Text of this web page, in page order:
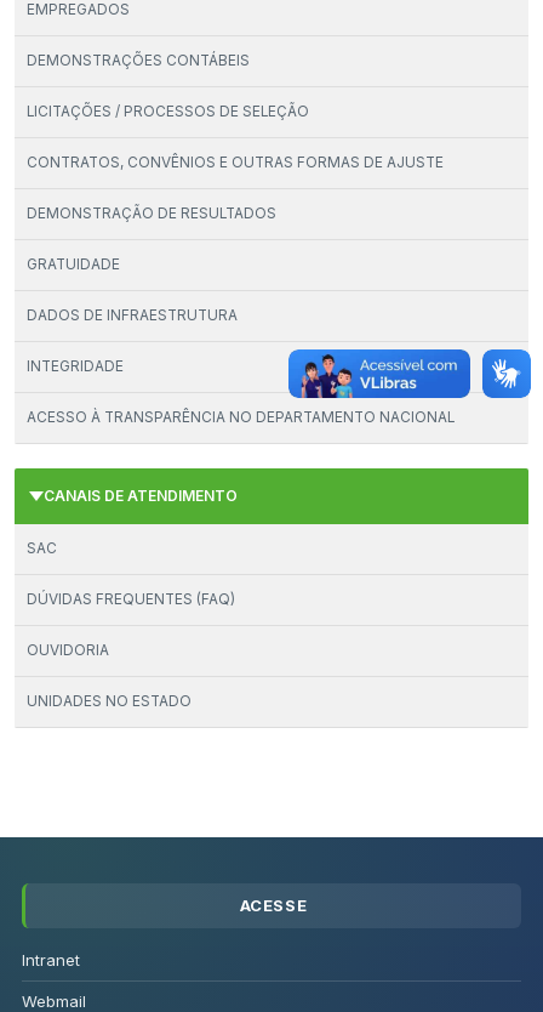
EMPREGADOS
DEMONSTRAÇÕES CONTÁBEIS
LICITAÇÕES / PROCESSOS DE SELEÇÃO
CONTRATOS, CONVÊNIOS E OUTRAS FORMAS DE AJUSTE
DEMONSTRAÇÃO DE RESULTADOS
GRATUIDADE
DADOS DE INFRAESTRUTURA
INTEGRIDADE
ACESSO À TRANSPARÊNCIA NO DEPARTAMENTO NACIONAL
CANAIS DE ATENDIMENTO
SAC
DÚVIDAS FREQUENTES (FAQ)
OUVIDORIA
UNIDADES NO ESTADO
ACESSE
Intranet
Webmail